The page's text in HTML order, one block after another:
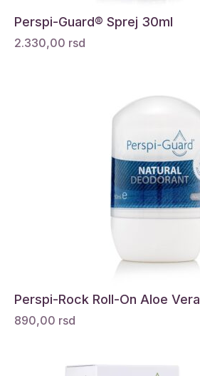
Perspi-Guard® Sprej 30ml
2.330,00 rsd
Perspi-Rock Roll-On Aloe Vera
890,00 rsd